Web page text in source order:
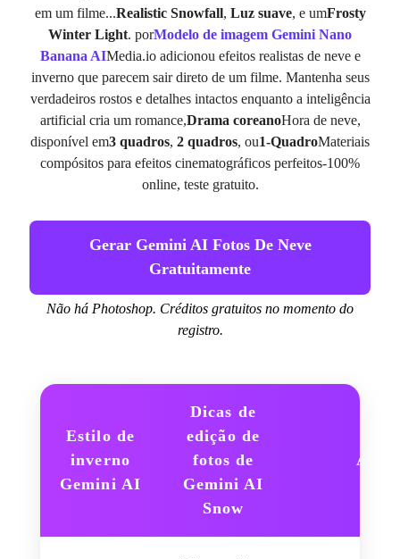
em um filme...Realistic Snowfall, Luz suave, e umFrosty
Winter Light. porModelo de imagem Gemini Nano
Banana AIMedia.io adicionou efeitos realistas de neve e
inverno que parecem sair direto de um filme. Mantenha seus
verdadeiros rostos e detalhes intactos enquanto a inteligência
artificial cria um romance,Drama coreanoHora de neve,
disponível em3 quadros, 2 quadros, ou1-QuadroMateriais
compósitos para efeitos cinematográficos perfeitos-100%
online, teste gratuito.
Gerar Gemini AI Fotos De Neve
Gratuitamente
Não há Photoshop. Créditos gratuitos no momento do
registro.
Estilo de
inverno
Gemini AI
Dicas de
edição de
fotos de
Gemini AI
Snow